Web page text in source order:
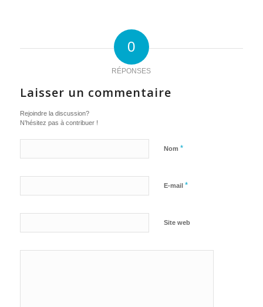
0
RÉPONSES
Laisser un commentaire
Rejoindre la discussion?
N’hésitez pas à contribuer !
Nom *
E-mail *
Site web